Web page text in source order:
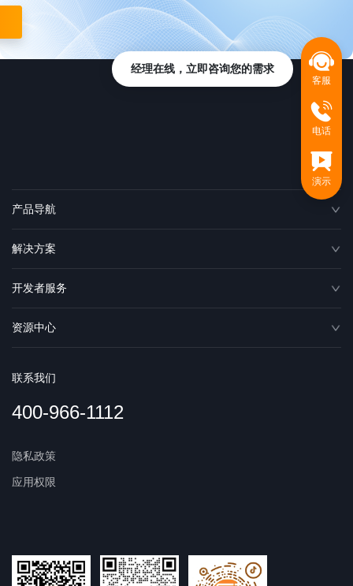
产品导航
解决方案
开发者服务
资源中心
联系我们
400-966-1112
隐私政策
应用权限
客服
电话
演示
经理在线，立即咨询您的需求